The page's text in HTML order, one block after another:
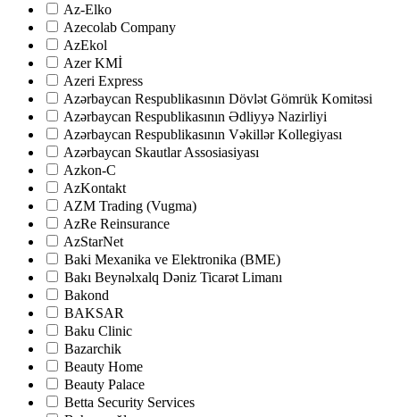
Az-Elko
Azecolab Company
AzEkol
Azer KMİ
Azeri Express
Azərbaycan Respublikasının Dövlət Gömrük Komitəsi
Azərbaycan Respublikasının Ədliyyə Nazirliyi
Azərbaycan Respublikasının Vəkillər Kollegiyası
Azərbaycan Skautlar Assosiasiyası
Azkon-C
AzKontakt
AZM Trading (Vugma)
AzRe Reinsurance
AzStarNet
Baki Mexanika ve Elektronika (BME)
Bakı Beynəlxalq Dəniz Ticarət Limanı
Bakond
BAKSAR
Baku Clinic
Bazarchik
Beauty Home
Beauty Palace
Betta Security Services